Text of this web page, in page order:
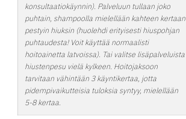
konsultaatiokäynnin). Palveluun tullaan joko
puhtain, shampoolla mielellään kahteen kertaan
pestyin hiuksin (huolehdi erityisesti hiuspohjan
puhtaudesta! Voit käyttää normaalisti
hoitoainetta latvoissa). Tai valitse lisäpalveluista
hiustenpesu vielä kylkeen. Hoitojaksoon
tarvitaan vähintään 3 käyntikertaa, jotta
pidempivaikutteisia tuloksia syntyy, mielellään
5-8 kertaa.